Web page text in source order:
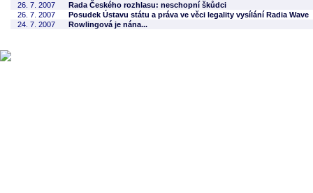
26. 7. 2007
Rada Českého rozhlasu: neschopní škůdci
26. 7. 2007
Posudek Ústavu státu a práva ve věci legality vysílání Radia Wave
24. 7. 2007
Rowlingová je nána...